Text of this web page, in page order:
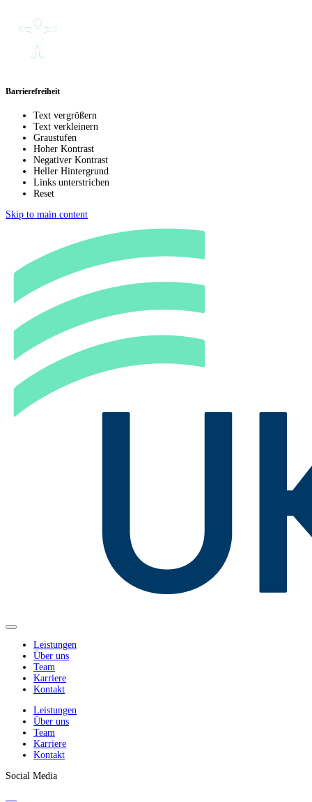
Barrierefreiheit
Text vergrößern
Text verkleinern
Graustufen
Hoher Kontrast
Negativer Kontrast
Heller Hintergrund
Links unterstrichen
Reset
Skip to main content
Leistungen
Über uns
Team
Karriere
Kontakt
Leistungen
Über uns
Team
Karriere
Kontakt
Social Media